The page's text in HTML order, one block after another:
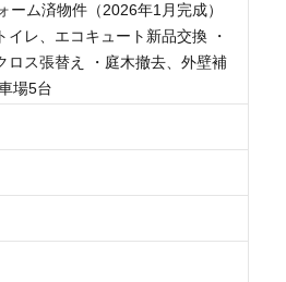
ーム済物件（2026年1月完成）
イレ、エコキュート新品交換 ・
ロス張替え ・庭木撤去、外壁補
場5台